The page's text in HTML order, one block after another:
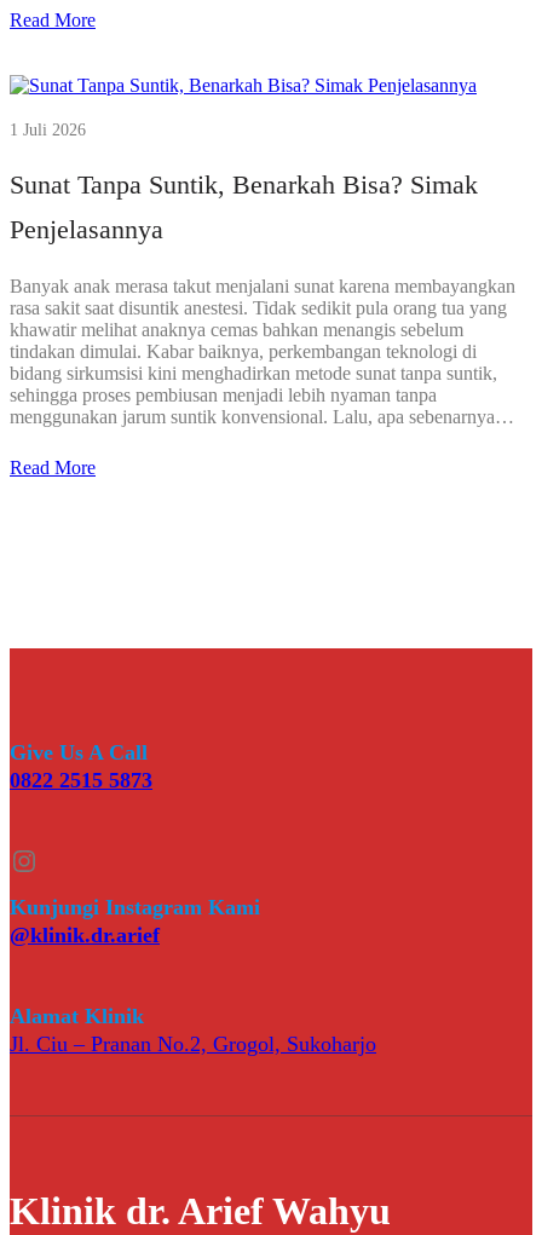
Read More
1 Juli 2026
Sunat Tanpa Suntik, Benarkah Bisa? Simak
Penjelasannya
Banyak anak merasa takut menjalani sunat karena membayangkan
rasa sakit saat disuntik anestesi. Tidak sedikit pula orang tua yang
khawatir melihat anaknya cemas bahkan menangis sebelum
tindakan dimulai. Kabar baiknya, perkembangan teknologi di
bidang sirkumsisi kini menghadirkan metode sunat tanpa suntik,
sehingga proses pembiusan menjadi lebih nyaman tanpa
menggunakan jarum suntik konvensional. Lalu, apa sebenarnya…
Read More
Give Us A Call
0822 2515 5873
Instagram
Kunjungi Instagram Kami
@klinik.dr.arief
Alamat Klinik
Jl. Ciu – Pranan No.2, Grogol, Sukoharjo
Klinik dr. Arief Wahyu